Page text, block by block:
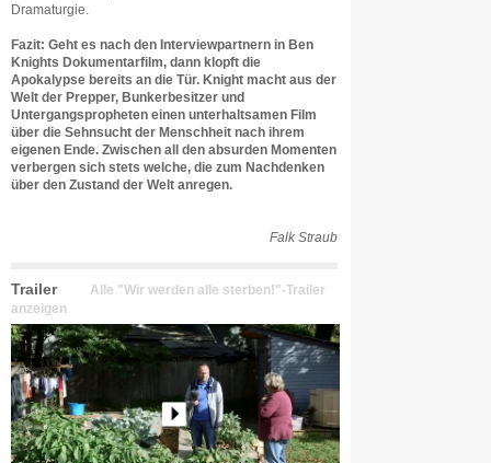
Dramaturgie.
Fazit: Geht es nach den Interviewpartnern in Ben
Knights Dokumentarfilm, dann klopft die
Apokalypse bereits an die Tür. Knight macht aus der
Welt der Prepper, Bunkerbesitzer und
Untergangspropheten einen unterhaltsamen Film
über die Sehnsucht der Menschheit nach ihrem
eigenen Ende. Zwischen all den absurden Momenten
verbergen sich stets welche, die zum Nachdenken
über den Zustand der Welt anregen.
Falk Straub
Trailer
Alle "Wir werden alle sterben!"-Trailer
anzeigen